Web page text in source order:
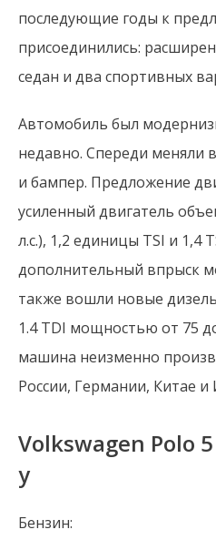
последующие годы к
присоединились:
седан и два спортивных
Автомобиль был
недавно. Спереди меняли
и бампер. Предложение
усиленный двигатель
л.с.), 1,2 единицы TSI и 1,4
дополнительный впрыск
также вошли новые
1.4 TDI мощностью от 75
машина неизменно
России, Германии, Китае и
Volkswagen Polo
у
Бензин: